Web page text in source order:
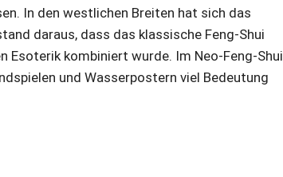
In den westlichen Breiten hat sich das
daraus, dass das klassische Feng-Shui
kombiniert wurde. Im Neo-Feng-Shui
und Wasserpostern viel Bedeutung